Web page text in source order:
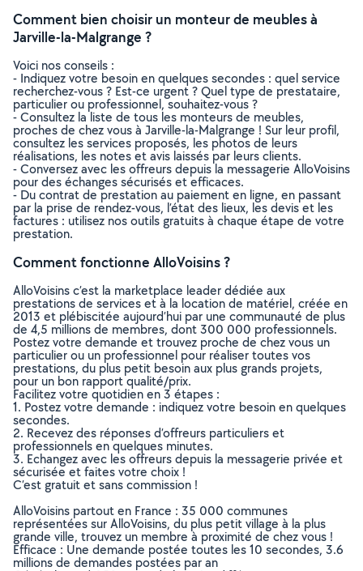
Comment bien choisir un monteur de meubles à
Jarville-la-Malgrange ?
Voici nos conseils :
- Indiquez votre besoin en quelques secondes : quel service
recherchez-vous ? Est-ce urgent ? Quel type de prestataire,
particulier ou professionnel, souhaitez-vous ?
- Consultez la liste de tous les monteurs de meubles,
proches de chez vous à Jarville-la-Malgrange ! Sur leur profil,
consultez les services proposés, les photos de leurs
réalisations, les notes et avis laissés par leurs clients.
- Conversez avec les offreurs depuis la messagerie AlloVoisins
pour des échanges sécurisés et efficaces.
- Du contrat de prestation au paiement en ligne, en passant
par la prise de rendez-vous, l’état des lieux, les devis et les
factures : utilisez nos outils gratuits à chaque étape de votre
prestation.
Comment fonctionne AlloVoisins ?
AlloVoisins c’est la marketplace leader dédiée aux
prestations de services et à la location de matériel, créée en
2013 et plébiscitée aujourd’hui par une communauté de plus
de 4,5 millions de membres, dont 300 000 professionnels.
Postez votre demande et trouvez proche de chez vous un
particulier ou un professionnel pour réaliser toutes vos
prestations, du plus petit besoin aux plus grands projets,
pour un bon rapport qualité/prix.
Facilitez votre quotidien en 3 étapes :
1. Postez votre demande : indiquez votre besoin en quelques
secondes.
2. Recevez des réponses d’offreurs particuliers et
professionnels en quelques minutes.
3. Echangez avec les offreurs depuis la messagerie privée et
sécurisée et faites votre choix !
C’est gratuit et sans commission !
AlloVoisins partout en France : 35 000 communes
représentées sur AlloVoisins, du plus petit village à la plus
grande ville, trouvez un membre à proximité de chez vous !
Efficace : Une demande postée toutes les 10 secondes, 3.6
millions de demandes postées par an